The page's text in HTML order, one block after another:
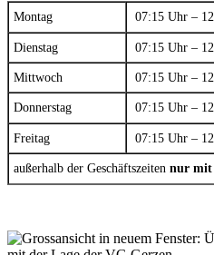
Montag 07:15 Uhr –
Dienstag 07:15 Uhr –
Mittwoch 07:15 Uhr –
Donnerstag 07:15 Uhr –
Freitag 07:15 Uhr –
außerhalb der Geschäftszeiten nur mit